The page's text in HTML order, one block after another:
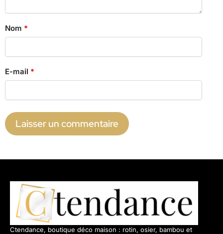
Nom *
E-mail *
Ctendance, boutique déco maison : rotin, osier, bambou et